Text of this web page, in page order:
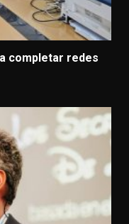
completar redes